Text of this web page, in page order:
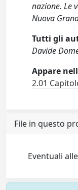
nazione. Le
Nuova
Tutti gli
Davide
Appare
2.01
File in questo
Eventuali